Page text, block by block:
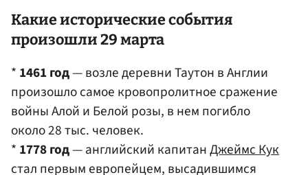
Какие исторические события
произошли 29 марта
* 1461 год— возле деревни Таутон в Англии
произошло самое кровопролитное сражение
войны Алой и Белой розы, в нем погибло
около 28 тыс. человек.
* 1778 год— английский капитанДжеймс Кук
стал первым европейцем, высадившимся